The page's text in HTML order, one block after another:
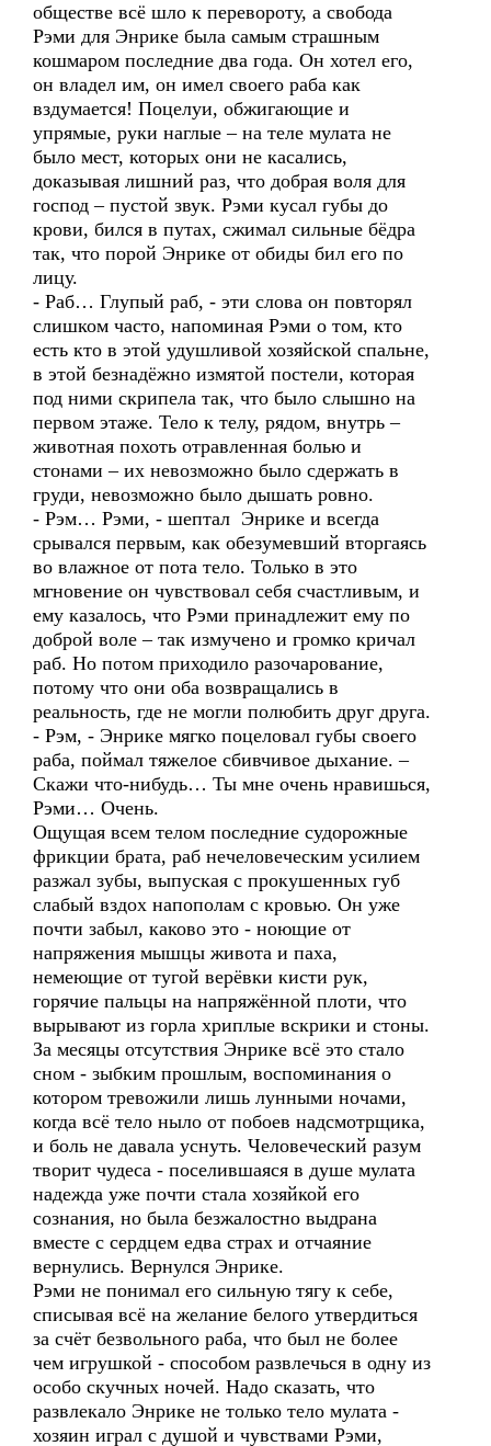
обществе всё шло к перевороту, а свобода
Рэми для Энрике была самым страшным
кошмаром последние два года. Он хотел его,
он владел им, он имел своего раба как
вздумается! Поцелуи, обжигающие и
упрямые, руки наглые – на теле мулата не
было мест, которых они не касались,
доказывая лишний раз, что добрая воля для
господ – пустой звук. Рэми кусал губы до
крови, бился в путах, сжимал сильные бёдра
так, что порой Энрике от обиды бил его по
лицу.
- Раб… Глупый раб, - эти слова он повторял
слишком часто, напоминая Рэми о том, кто
есть кто в этой удушливой хозяйской спальне,
в этой безнадёжно измятой постели, которая
под ними скрипела так, что было слышно на
первом этаже. Тело к телу, рядом, внутрь –
животная похоть отравленная болью и
стонами – их невозможно было сдержать в
груди, невозможно было дышать ровно.
- Рэм… Рэми, - шептал Энрике и всегда
срывался первым, как обезумевший вторгаясь
во влажное от пота тело. Только в это
мгновение он чувствовал себя счастливым, и
ему казалось, что Рэми принадлежит ему по
доброй воле – так измучено и громко кричал
раб. Но потом приходило разочарование,
потому что они оба возвращались в
реальность, где не могли полюбить друг друга.
- Рэм, - Энрике мягко поцеловал губы своего
раба, поймал тяжелое сбивчивое дыхание. –
Скажи что-нибудь… Ты мне очень нравишься,
Рэми… Очень.
Ощущая всем телом последние судорожные
фрикции брата, раб нечеловеческим усилием
разжал зубы, выпуская с прокушенных губ
слабый вздох напополам с кровью. Он уже
почти забыл, каково это - ноющие от
напряжения мышцы живота и паха,
немеющие от тугой верёвки кисти рук,
горячие пальцы на напряжённой плоти, что
вырывают из горла хриплые вскрики и стоны.
За месяцы отсутствия Энрике всё это стало
сном - зыбким прошлым, воспоминания о
котором тревожили лишь лунными ночами,
когда всё тело ныло от побоев надсмотрщика,
и боль не давала уснуть. Человеческий разум
творит чудеса - поселившаяся в душе мулата
надежда уже почти стала хозяйкой его
сознания, но была безжалостно выдрана
вместе с сердцем едва страх и отчаяние
вернулись. Вернулся Энрике.
Рэми не понимал его сильную тягу к себе,
списывая всё на желание белого утвердиться
за счёт безвольного раба, что был не более
чем игрушкой - способом развлечься в одну из
особо скучных ночей. Надо сказать, что
развлекало Энрике не только тело мулата -
хозяин играл с душой и чувствами Рэми,